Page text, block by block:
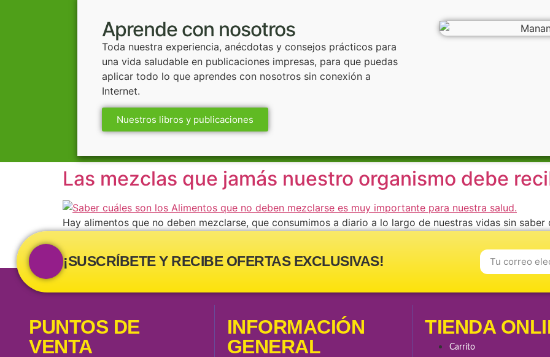
Aprende con nosotros
Toda nuestra experiencia, anécdotas y consejos prácticos para
una vida saludable en publicaciones impresas, para que puedas
aplicar todo lo que aprendes con nosotros sin conexión a
Internet.
Nuestros libros y publicaciones
Las mezclas que jamás nuestro organismo debe
Hay alimentos que no deben mezclarse, que consumimos a diario a lo largo de nuestras vidas sin
Esta mezcla tan común de unir la cafeína con la lactosa en una […]
¡SUSCRÍBETE Y RECIBE OFERTAS EXCLUSIVAS!
PUNTOS DE
VENTA
INFORMACIÓN
GENERAL
TIENDA
Carrito